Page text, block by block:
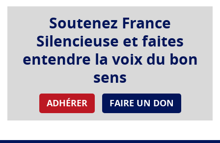
Soutenez France
Silencieuse et faites
entendre la voix du bon
sens
ADHÉRER FAIRE UN DON